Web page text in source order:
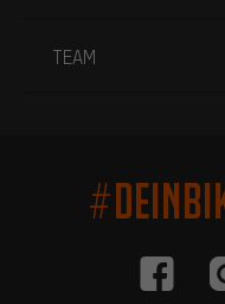
TEAM